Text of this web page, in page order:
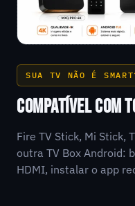
SUA TV NÃO É
COMPATÍVEL COM
Fire TV Stick, Mi Stick,
outra TV Box Android:
HDMI, instalar o app